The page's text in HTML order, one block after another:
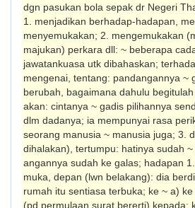
dgn pasukan bola sepak dr Negeri
1. menjadikan ber­ha­dap-­hadapan,
menye­mu­ka­­kan; 2. mengemukakan
majukan) perkara dll: ~ beberapa
jawatankuasa utk dibahaskan;
mengenai, tentang: pandangannya ~
berubah, bagaimana dahulu
akan: cintanya ~ gadis pilihannya
dlm dadanya; ia mempunyai rasa
seorang manusia ~ manusia juga; 3.
dihalakan), tertumpu: hatinya sudah
angannya sudah ke galas; hadapan
muka, depan (lwn belakang): dia
rumah itu sentiasa terbuka; ke ~ a)
(pd permulaan surat bererti) kepada: